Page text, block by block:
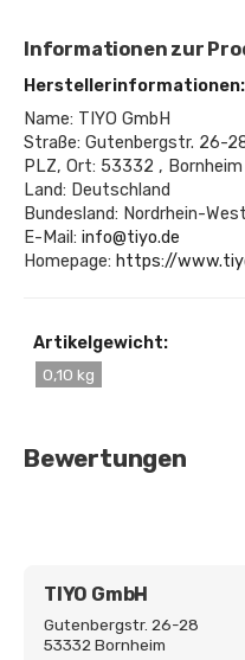
Informationen zur
Herstellerinformationen:
Name: TIYO GmbH
Straße: Gutenbergstr. 26-
PLZ, Ort: 53332 , Bornheim
Land: Deutschland
Bundesland: Nordrhein-
E-Mail: info@tiyo.de
Homepage: https://
Artikelgewicht:
0,10 kg
Bewertungen
TIYO GmbH
Gutenbergstr. 26-28
53332 Bornheim